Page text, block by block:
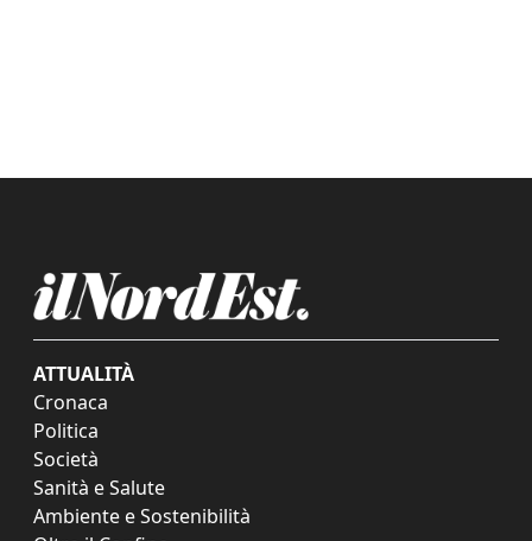
ATTUALITÀ
Cronaca
Politica
Società
Sanità e Salute
Ambiente e Sostenibilità